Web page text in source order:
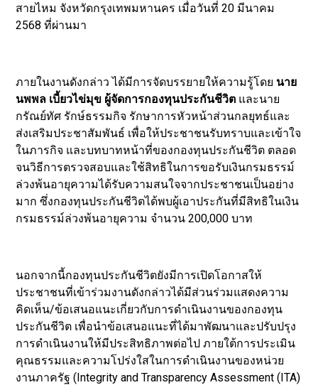
สายไหม จังหวัดกรุงเทพมหานคร เมื่อวันที่ 20 มีนาคม
2568 ที่ผ่านมา
ภายในงานดังกล่าว ได้มีการจัดบรรยายให้ความรู้โดย นาย
นพพล เบี้ยวไข่มุข ผู้จัดการกองทุนประกันชีวิต และนาย
กรัณย์ทัศ รักษ์ธรรมกิจ รักษาการหัวหน้าส่วนกลยุทธ์และ
ส่งเสริมประชาสัมพันธ์ เพื่อให้ประชาชนรับทราบและเข้าใจ
ในภารกิจ และบทบาทหน้าที่ของกองทุนประกันชีวิต ตลอด
จนวิธีการตรวจสอบและใช้สิทธิในการขอรับเงินกรมธรรม์
ล่วงพ้นอายุความได้รับความสนใจจากประชาชนเป็นอย่าง
มาก ซึ่งกองทุนประกันชีวิตได้พบผู้เอาประกันที่มีสิทธิในเงิน
กรมธรรม์ล่วงพ้นอายุความ จำนวน 200,000 บาท
นอกจากนี้กองทุนประกันชีวิตยังมีการเปิดโอกาสให้
ประชาชนที่เข้าร่วมงานดังกล่าวได้มีส่วนร่วมแสดงความ
คิดเห็น/ข้อเสนอแนะเกี่ยวกับการดำเนินงานของกองทุน
ประกันชีวิต เพื่อนำข้อเสนอแนะที่ได้มาพัฒนาและปรับปรุง
การดำเนินงานให้มีประสิทธิภาพต่อไป ภายใต้การประเมิน
คุณธรรมและความโปร่งใสในการดำเนินงานของหน่วย
งานภาครัฐ (Integrity and Transparency Assessment (ITA)